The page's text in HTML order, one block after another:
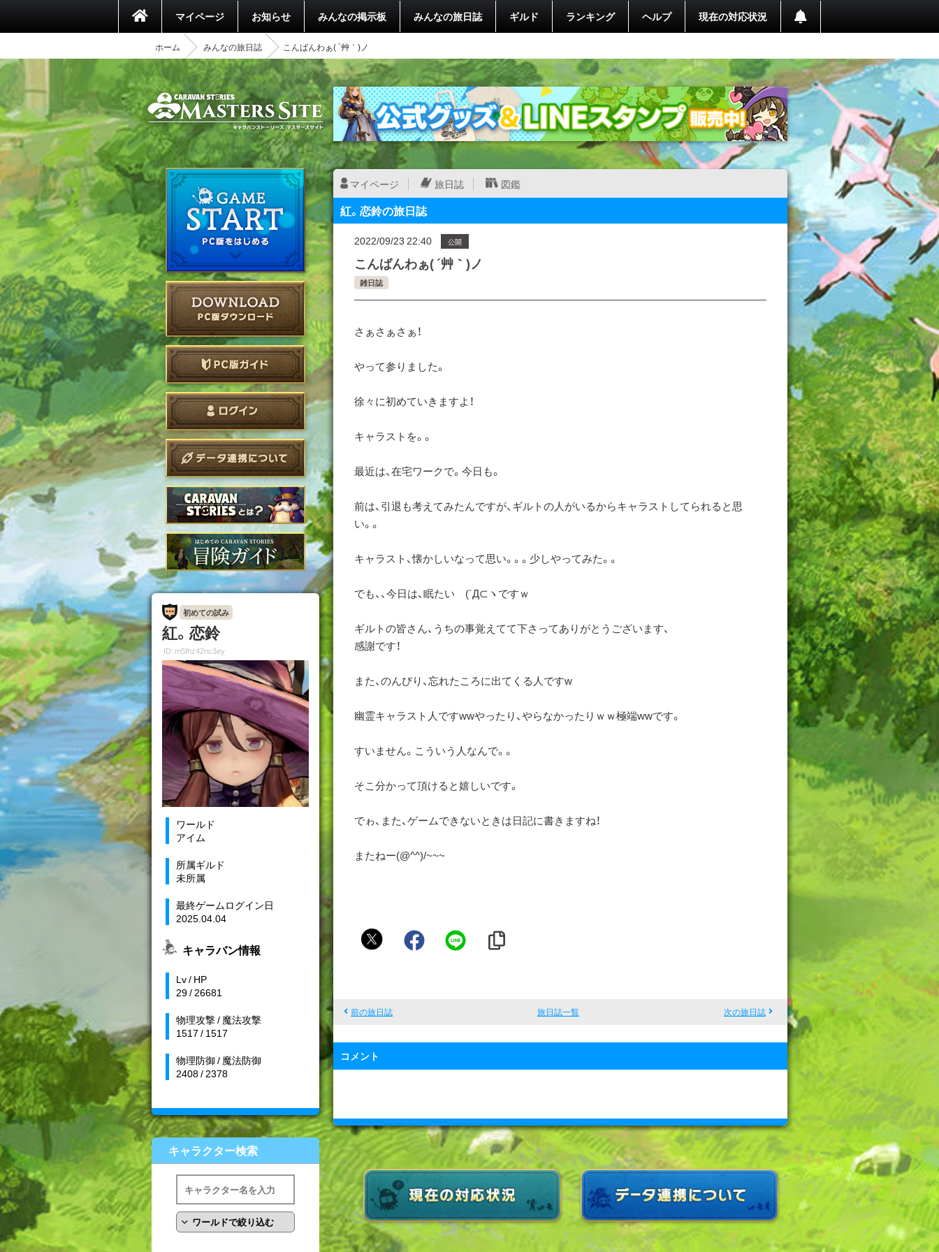
マイページ お知らせ みんなの掲示板 みんなの旅日誌 ギルド ランキング ヘルプ 現在の対応状況
ホーム みんなの旅日誌 こんばんわぁ( ´艸｀)ノ
初めての試み
紅。恋鈴
ID: m5fhz42nc3ey
ワールド
アイム
所属ギルド
未所属
最終ゲームログイン日
2025.04.04
キャラバン情報
Lv / HP
29 / 26681
物理攻撃 / 魔法攻撃
1517 / 1517
物理防御 / 魔法防御
2408 / 2378
キャラクター検索
マイページ 旅日誌 図鑑
紅。恋鈴の旅日誌
2022/09/23 22:40 公開
こんばんわぁ( ´艸｀)ノ
雑日誌
さぁさぁさぁ！
やって参りました。
徐々に初めていきますよ！
キャラストを。。
最近は、在宅ワークで。今日も。
前は、引退も考えてみたんですが、ギルトの人がいるからキャラストしてられると思
い。。
キャラスト、懐かしいなって思い。。。少しやってみた。。
でも、、今日は、眠たい (´Д⊂ヽですｗ
ギルトの皆さん、うちの事覚えてて下さってありがとうございます、
感謝です！
また、のんびり、忘れたころに出てくる人ですw
幽霊キャラスト人ですwwやったり、やらなかったりｗｗ極端wwです。
すいません。こういう人なんで。。
そこ分かって頂けると嬉しいです。
でゎ、また、ゲームできないときは日記に書きますね！
またねー(@^^)/~~~
紅
前の旅日誌 旅日誌一覧 次の旅日誌
コメント